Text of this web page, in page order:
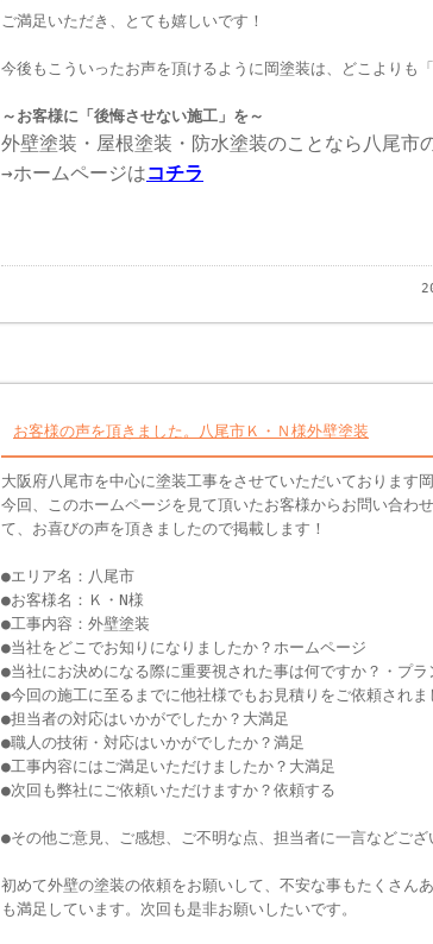
ご満足いただき、とても嬉しいです！
今後もこういったお声を頂けるように岡塗装は、どこよりも
～お客様に「後悔させない施工」を～
外壁塗装・屋根塗装・防水塗装のことなら八尾市
→ホームページはコチラ
お客様の声を頂きました。八尾市Ｋ・Ｎ様外壁塗装
大阪府八尾市を中心に塗装工事をさせていただいております岡
今回、このホームページを見て頂いたお客様からお問い合わ
て、お喜びの声を頂きましたので掲載します！
●エリア名：八尾市
●お客様名：Ｋ・N様
●工事内容：外壁塗装
●当社をどこでお知りになりましたか？ホームページ
●当社にお決めになる際に重要視された事は何ですか？・プ
●今回の施工に至るまでに他社様でもお見積りをご依頼されま
●担当者の対応はいかがでしたか？大満足
●職人の技術・対応はいかがでしたか？満足
●工事内容にはご満足いただけましたか？大満足
●次回も弊社にご依頼いただけますか？依頼する
●その他ご意見、ご感想、ご不明な点、担当者に一言などござ
初めて外壁の塗装の依頼をお願いして、不安な事もたくさん
も満足しています。次回も是非お願いしたいです。